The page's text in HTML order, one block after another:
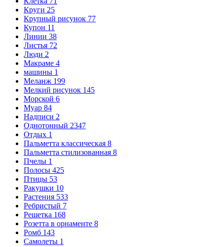
Круги 25
Крупный рисунок 77
Купон 11
Линии 38
Листья 72
Люди 2
Макраме 4
машины 1
Меланж 199
Мелкий рисунок 145
Морской 6
Муар 84
Надписи 2
Однотонный 2347
Отдых 1
Пальметта классическая 8
Пальметта стилизованная 8
Пчелы 1
Полосы 425
Птицы 53
Ракушки 10
Растения 533
Ребристый 7
Решетка 168
Розетта в орнаменте 8
Ромб 143
Самолеты 1